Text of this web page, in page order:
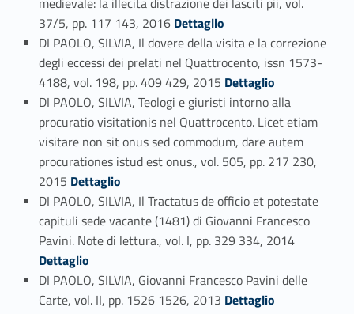
37/5, pp. 117 143, 2016 Link identifier #identifier_person_125477-23
Dettaglio
DI PAOLO, SILVIA, Il dovere della visita e la correzione
degli eccessi dei prelati nel Quattrocento, issn 1573-
4188, vol. 198, pp. 409 429, 2015 Link identifier #identifier_person_86684-24
Dettaglio
DI PAOLO, SILVIA, Teologi e giuristi intorno alla
procuratio visitationis nel Quattrocento. Licet etiam
visitare non sit onus sed commodum, dare autem
procurationes istud est onus., vol. 505, pp. 217 230,
2015 Link identifier #identifier_person_154684-25
Dettaglio
DI PAOLO, SILVIA, Il Tractatus de officio et potestate
capituli sede vacante (1481) di Giovanni Francesco
Pavini. Note di lettura., vol. I, pp. 329 334, 2014
Dettaglio
DI PAOLO, SILVIA, Giovanni Francesco Pavini delle
Carte, vol. II, pp. 1526 1526, 2013 Link identifier #identifier_person_105417-27
Dettaglio